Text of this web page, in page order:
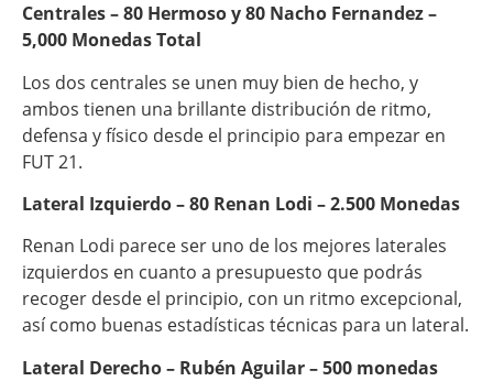
Centrales – 80 Hermoso y 80 Nacho Fernandez –
5,000 Monedas Total
Los dos centrales se unen muy bien de hecho, y
ambos tienen una brillante distribución de ritmo,
defensa y físico desde el principio para empezar en
FUT 21.
Lateral Izquierdo – 80 Renan Lodi – 2.500 Monedas
Renan Lodi parece ser uno de los mejores laterales
izquierdos en cuanto a presupuesto que podrás
recoger desde el principio, con un ritmo excepcional,
así como buenas estadísticas técnicas para un lateral.
Lateral Derecho – Rubén Aguilar – 500 monedas